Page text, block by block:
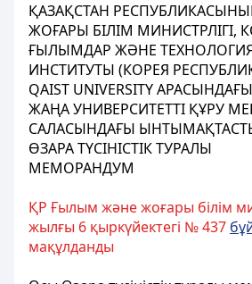
ҚАЗАҚСТАН
ЖОҒАРЫ БІЛІМ МИНИСТРЛІГІ,
ҒЫЛЫМДАР ЖӘНЕ
ИНСТИТУТЫ (КОРЕЯ
QAIST UNIVERSITY
ЖАҢА УНИВЕРСИТЕТТІ ҚҰРУ
САЛАСЫНДАҒЫ
ӨЗАРА ТҮСІНІСТІК ТУРАЛЫ
МЕМОРАНДУМ
ҚР Ғылым және жоғары білім
жылғы 6 қыркүйектегі № 437
мақұлданды